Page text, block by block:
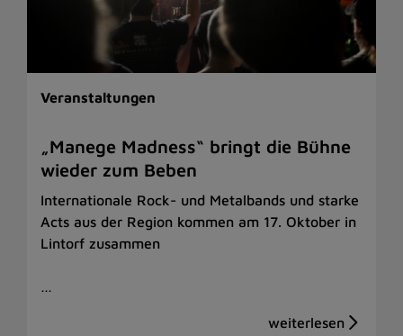
Veranstaltungen
„Manege Madness“ bringt die Bühne
wieder zum Beben
Internationale Rock- und Metalbands und starke
Acts aus der Region kommen am 17. Oktober in
Lintorf zusammen
…